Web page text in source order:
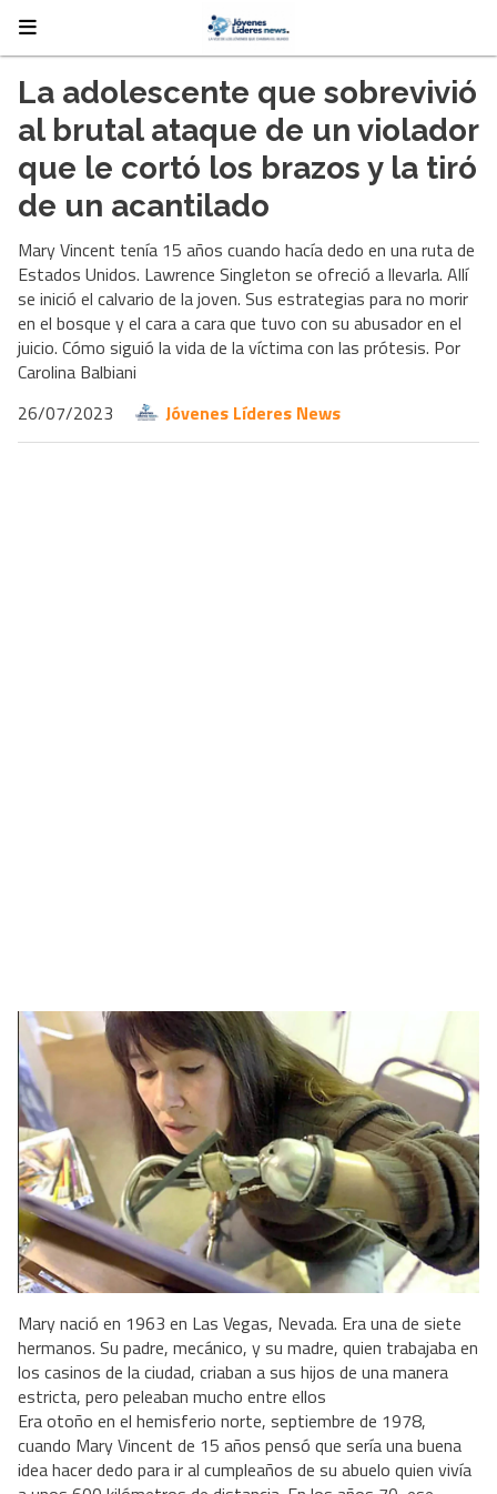
La adolescente que sobrevivió
al brutal ataque de un violador
que le cortó los brazos y la tiró
de un acantilado
Mary Vincent tenía 15 años cuando hacía dedo en una ruta de
Estados Unidos. Lawrence Singleton se ofreció a llevarla. Allí
se inició el calvario de la joven. Sus estrategias para no morir
en el bosque y el cara a cara que tuvo con su abusador en el
juicio. Cómo siguió la vida de la víctima con las prótesis. Por
Carolina Balbiani
26/07/2023
Jóvenes Líderes News
Mary nació en 1963 en Las Vegas, Nevada. Era una de siete
hermanos. Su padre, mecánico, y su madre, quien trabajaba en
los casinos de la ciudad, criaban a sus hijos de una manera
estricta, pero peleaban mucho entre ellos
Era otoño en el hemisferio norte, septiembre de 1978,
cuando Mary Vincent de 15 años pensó que sería una buena
idea hacer dedo para ir al cumpleaños de su abuelo quien vivía